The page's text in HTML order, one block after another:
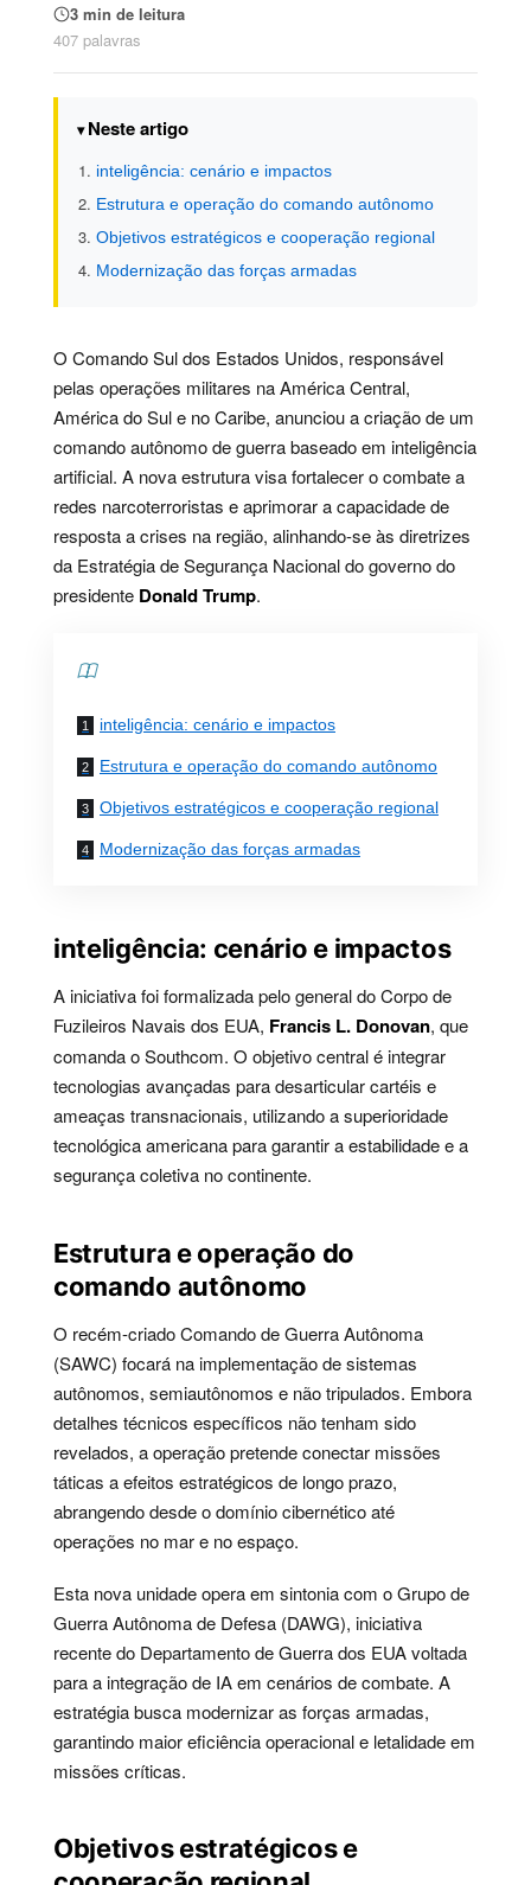
3 min de leitura
407 palavras
Neste artigo
inteligência: cenário e impactos
Estrutura e operação do comando autônomo
Objetivos estratégicos e cooperação regional
Modernização das forças armadas
O Comando Sul dos Estados Unidos, responsável
pelas operações militares na América Central,
América do Sul e no Caribe, anunciou a criação de um
comando autônomo de guerra baseado em inteligência
artificial. A nova estrutura visa fortalecer o combate a
redes narcoterroristas e aprimorar a capacidade de
resposta a crises na região, alinhando-se às diretrizes
da Estratégia de Segurança Nacional do governo do
presidente Donald Trump.
inteligência: cenário e impactos
Estrutura e operação do comando autônomo
Objetivos estratégicos e cooperação regional
Modernização das forças armadas
inteligência: cenário e impactos
A iniciativa foi formalizada pelo general do Corpo de
Fuzileiros Navais dos EUA, Francis L. Donovan, que
comanda o Southcom. O objetivo central é integrar
tecnologias avançadas para desarticular cartéis e
ameaças transnacionais, utilizando a superioridade
tecnológica americana para garantir a estabilidade e a
segurança coletiva no continente.
Estrutura e operação do
comando autônomo
O recém-criado Comando de Guerra Autônoma
(SAWC) focará na implementação de sistemas
autônomos, semiautônomos e não tripulados. Embora
detalhes técnicos específicos não tenham sido
revelados, a operação pretende conectar missões
táticas a efeitos estratégicos de longo prazo,
abrangendo desde o domínio cibernético até
operações no mar e no espaço.
Esta nova unidade opera em sintonia com o Grupo de
Guerra Autônoma de Defesa (DAWG), iniciativa
recente do Departamento de Guerra dos EUA voltada
para a integração de IA em cenários de combate. A
estratégia busca modernizar as forças armadas,
garantindo maior eficiência operacional e letalidade em
missões críticas.
Objetivos estratégicos e